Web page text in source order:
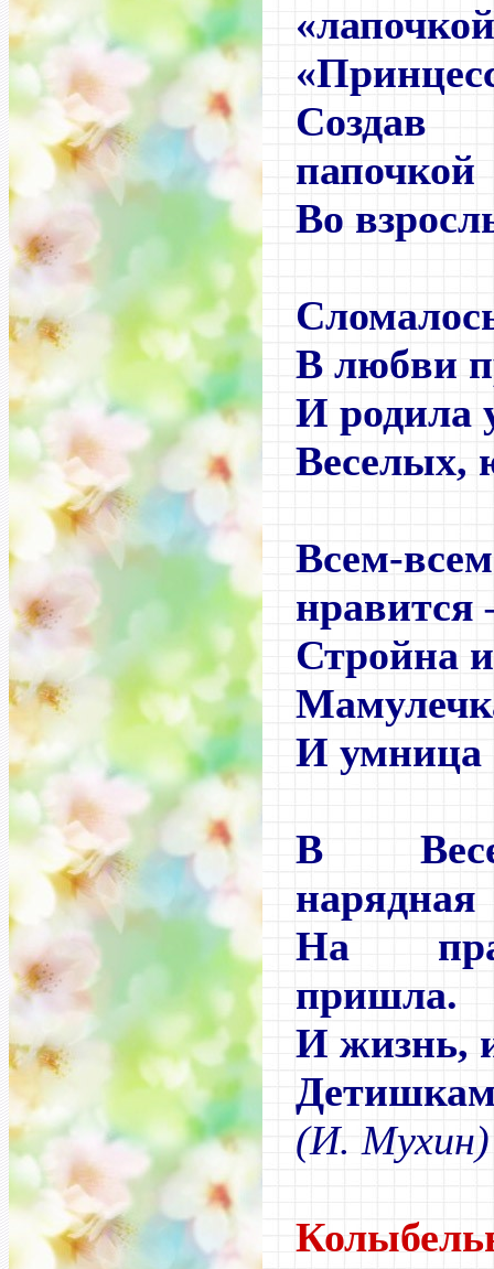
папочкой
Во
В любви
И родила
Всем-
нравится
Стройна
И умница
В
нарядная
На
пришла.
И жизнь,
(И. Мухин)